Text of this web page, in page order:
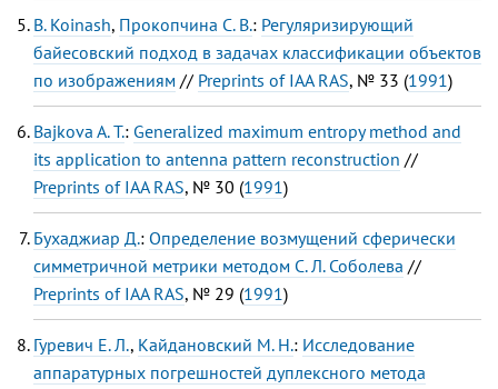
B. Koinash, Прокопчина С. В.: Регуляризирующий
байесовский подход в задачах классификации объектов
по изображениям // Preprints of IAA RAS, № 33 (1991)
Bajkova A. Т.: Generalized maximum entropy method and
its application to antenna pattern reconstruction //
Preprints of IAA RAS, № 30 (1991)
Бухаджиар Д.: Определение возмущений сферически
симметричной метрики методом С. Л. Соболева //
Preprints of IAA RAS, № 29 (1991)
Гуревич Е. Л., Кайдановский M. Н.: Исследование
аппаратурных погрешностей дуплексного метода